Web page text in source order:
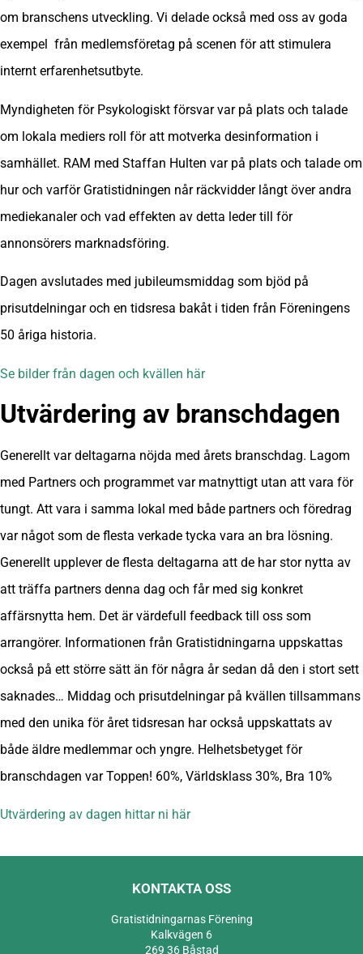
om branschens utveckling. Vi delade också med oss av goda
exempel från medlemsföretag på scenen för att stimulera
internt erfarenhetsutbyte.
Myndigheten för Psykologiskt försvar var på plats och talade
om lokala mediers roll för att motverka desinformation i
samhället. RAM med Staffan Hulten var på plats och talade om
hur och varför Gratistidningen når räckvidder långt över andra
mediekanaler och vad effekten av detta leder till för
annonsörers marknadsföring.
Dagen avslutades med jubileumsmiddag som bjöd på
prisutdelningar och en tidsresa bakåt i tiden från Föreningens
50 åriga historia.
Se bilder från dagen och kvällen här
Utvärdering av branschdagen
Generellt var deltagarna nöjda med årets branschdag. Lagom
med Partners och programmet var matnyttigt utan att vara för
tungt. Att vara i samma lokal med både partners och föredrag
var något som de flesta verkade tycka vara an bra lösning.
Generellt upplever de flesta deltagarna att de har stor nytta av
att träffa partners denna dag och får med sig konkret
affärsnytta hem. Det är värdefull feedback till oss som
arrangörer. Informationen från Gratistidningarna uppskattas
också på ett större sätt än för några år sedan då den i stort sett
saknades… Middag och prisutdelningar på kvällen tillsammans
med den unika för året tidsresan har också uppskattats av
både äldre medlemmar och yngre. Helhetsbetyget för
branschdagen var Toppen! 60%, Världsklass 30%, Bra 10%
Utvärdering av dagen hittar ni här
KONTAKTA OSS
Gratistidningarnas Förening
Kalkvägen 6
269 36 Båstad